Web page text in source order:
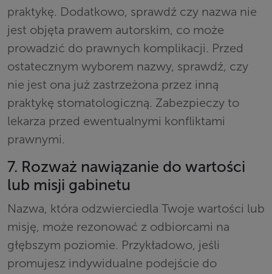
praktykę. Dodatkowo, sprawdź czy nazwa nie
jest objęta prawem autorskim, co może
prowadzić do prawnych komplikacji. Przed
ostatecznym wyborem nazwy, sprawdź, czy
nie jest ona już zastrzeżona przez inną
praktykę stomatologiczną. Zabezpieczy to
lekarza przed ewentualnymi konfliktami
prawnymi.
7. Rozważ nawiązanie do wartości
lub misji gabinetu
Nazwa, która odzwierciedla Twoje wartości lub
misję, może rezonować z odbiorcami na
głębszym poziomie. Przykładowo, jeśli
promujesz indywidualne podejście do